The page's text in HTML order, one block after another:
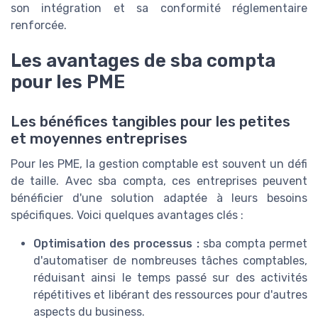
son intégration et sa conformité réglementaire
renforcée.
Les avantages de sba compta
pour les PME
Les bénéfices tangibles pour les petites
et moyennes entreprises
Pour les PME, la gestion comptable est souvent un défi
de taille. Avec sba compta, ces entreprises peuvent
bénéficier d'une solution adaptée à leurs besoins
spécifiques. Voici quelques avantages clés :
Optimisation des processus :sba compta permet
d'automatiser de nombreuses tâches comptables,
réduisant ainsi le temps passé sur des activités
répétitives et libérant des ressources pour d'autres
aspects du business.